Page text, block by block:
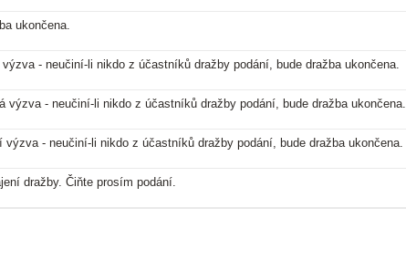
ukončena.
- neučiní-li nikdo z účastníků dražby podání, bude dražba ukončena.
výzva - neučiní-li nikdo z účastníků dražby podání, bude dražba ukončena.
výzva - neučiní-li nikdo z účastníků dražby podání, bude dražba ukončena.
dražby. Čiňte prosím podání.